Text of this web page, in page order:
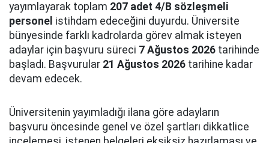
yayımlayarak toplam 207 adet 4/B sözleşmeli
personel istihdam edeceğini duyurdu. Üniversite
bünyesinde farklı kadrolarda görev almak isteyen
adaylar için başvuru süreci 7 Ağustos 2026 tarihinde
başladı. Başvurular 21 Ağustos 2026 tarihine kadar
devam edecek.
Üniversitenin yayımladığı ilana göre adayların
başvuru öncesinde genel ve özel şartları dikkatlice